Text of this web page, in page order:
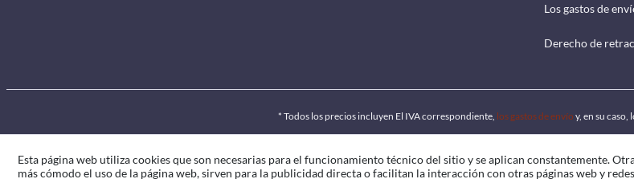
Los gastos de
Derecho de
* Todos los precios incluyen El IVA correspondiente, los gastos de envío y, en su
Esta página web utiliza cookies que son necesarias para el funcionamiento técnico del sitio y se aplican constantemente.
más cómodo el uso de la página web, sirven para la publicidad directa o facilitan la interacción con otras páginas web y